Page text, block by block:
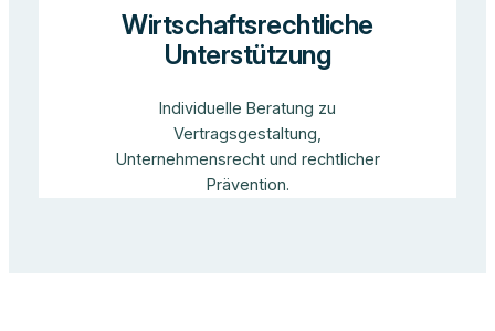
Wirtschaftsrechtliche
Unterstützung
Individuelle Beratung zu
Vertragsgestaltung,
Unternehmensrecht und rechtlicher
Prävention.